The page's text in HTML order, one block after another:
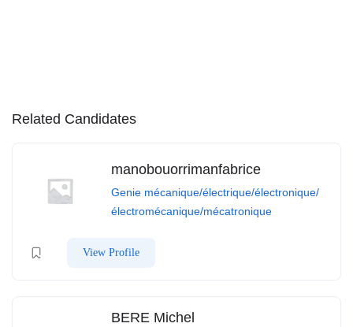
Related Candidates
manobouorrimanfabrice
Genie mécanique/électrique/électronique/
électromécanique/mécatronique
View Profile
BERE Michel